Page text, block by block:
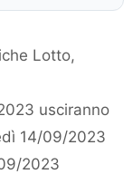
Lotto,
usciranno
14/09/2023
2023